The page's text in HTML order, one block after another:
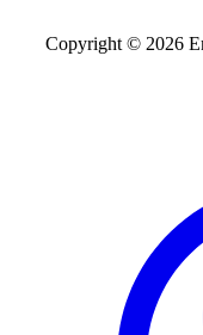
Copyright © 2026